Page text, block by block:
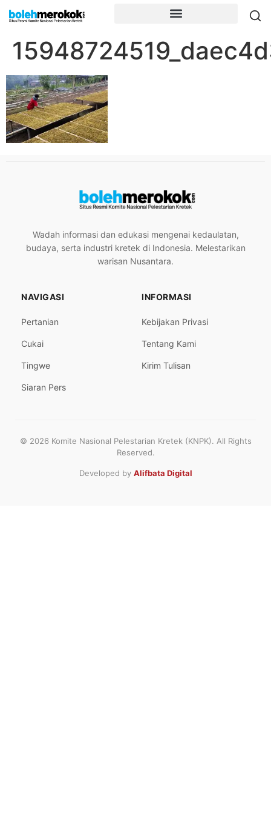
Wadah informasi dan edukasi mengenai kedaulatan,
budaya, serta industri kretek di Indonesia. Melestarikan
warisan Nusantara.
NAVIGASI
Pertanian
Cukai
Tingwe
Siaran Pers
INFORMASI
Kebijakan Privasi
Tentang Kami
Kirim Tulisan
© 2026 Komite Nasional Pelestarian Kretek (KNPK). All Rights
Reserved.
Developed by Alifbata Digital